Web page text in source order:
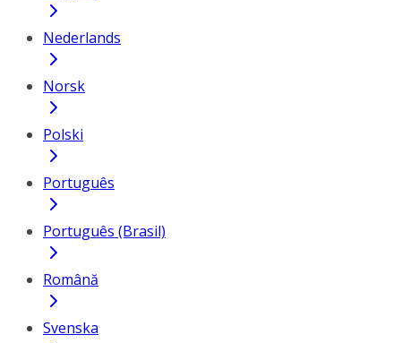
Nederlands
Norsk
Polski
Português
Português (Brasil)
Română
Svenska